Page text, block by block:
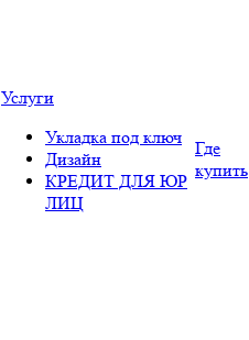
Услуги
Укладка под ключ
Дизайн
КРЕДИТ ДЛЯ ЮР
ЛИЦ
Где
купить